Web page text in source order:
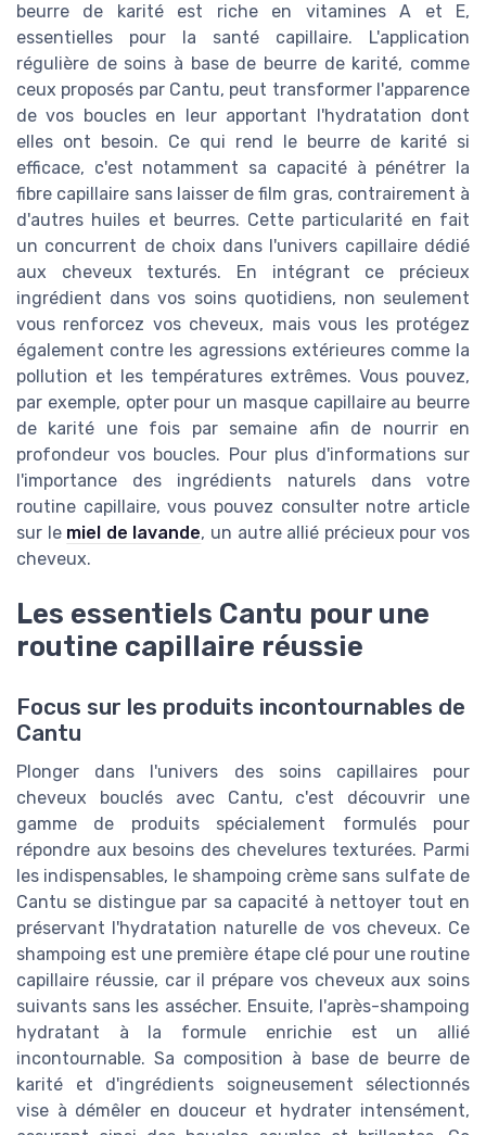
beurre de karité est riche en vitamines A et E,
essentielles pour la santé capillaire. L'application
régulière de soins à base de beurre de karité, comme
ceux proposés par Cantu, peut transformer l'apparence
de vos boucles en leur apportant l'hydratation dont
elles ont besoin. Ce qui rend le beurre de karité si
efficace, c'est notamment sa capacité à pénétrer la
fibre capillaire sans laisser de film gras, contrairement à
d'autres huiles et beurres. Cette particularité en fait
un concurrent de choix dans l'univers capillaire dédié
aux cheveux texturés. En intégrant ce précieux
ingrédient dans vos soins quotidiens, non seulement
vous renforcez vos cheveux, mais vous les protégez
également contre les agressions extérieures comme la
pollution et les températures extrêmes. Vous pouvez,
par exemple, opter pour un masque capillaire au beurre
de karité une fois par semaine afin de nourrir en
profondeur vos boucles. Pour plus d'informations sur
l'importance des ingrédients naturels dans votre
routine capillaire, vous pouvez consulter notre article
sur le miel de lavande, un autre allié précieux pour vos
cheveux.
Les essentiels Cantu pour une
routine capillaire réussie
Focus sur les produits incontournables de
Cantu
Plonger dans l'univers des soins capillaires pour
cheveux bouclés avec Cantu, c'est découvrir une
gamme de produits spécialement formulés pour
répondre aux besoins des chevelures texturées. Parmi
les indispensables, le shampoing crème sans sulfate de
Cantu se distingue par sa capacité à nettoyer tout en
préservant l'hydratation naturelle de vos cheveux. Ce
shampoing est une première étape clé pour une routine
capillaire réussie, car il prépare vos cheveux aux soins
suivants sans les assécher. Ensuite, l'après-shampoing
hydratant à la formule enrichie est un allié
incontournable. Sa composition à base de beurre de
karité et d'ingrédients soigneusement sélectionnés
vise à démêler en douceur et hydrater intensément,